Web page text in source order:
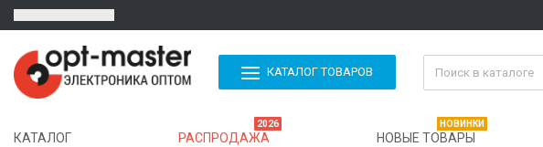
КАТАЛОГ ТОВАРОВ
КАТАЛОГ РАСПРОДАЖА
2026
НОВЫЕ ТОВАРЫ
НОВИНКИ